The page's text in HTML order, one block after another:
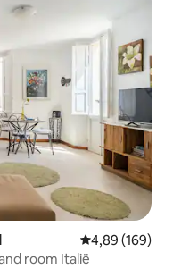
Gemiddelde
4,89 (169)
room Italië